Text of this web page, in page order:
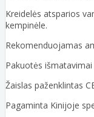
Kreidelės atsparios
kempinėle.
Rekomenduojamas
Pakuotės išmatavimai
Žaislas paženklintas
Pagaminta Kinijoje